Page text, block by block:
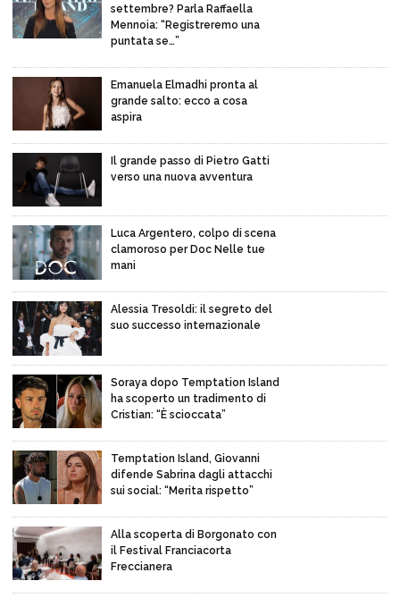
settembre? Parla Raffaella
Mennoia: “Registreremo una
puntata se…”
Emanuela Elmadhi pronta al
grande salto: ecco a cosa
aspira
Il grande passo di Pietro Gatti
verso una nuova avventura
Luca Argentero, colpo di scena
clamoroso per Doc Nelle tue
mani
Alessia Tresoldi: il segreto del
suo successo internazionale
Soraya dopo Temptation Island
ha scoperto un tradimento di
Cristian: “È scioccata”
Temptation Island, Giovanni
difende Sabrina dagli attacchi
sui social: “Merita rispetto”
Alla scoperta di Borgonato con
il Festival Franciacorta
Freccianera